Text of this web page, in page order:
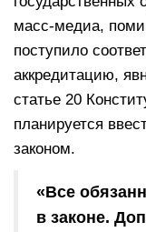
масс-медиа,
поступило
аккредитацию,
статье 20
планируется
законом.
«Все
в законе.